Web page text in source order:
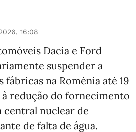
16:08
Dacia e Ford
suspender a
fábricas na Roménia até 19
à redução do fornecimento
central nuclear de
de falta de água.